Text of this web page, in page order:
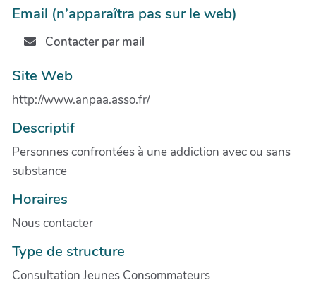
Email (n’apparaîtra pas sur le web)
Contacter par mail
Site Web
http://www.anpaa.asso.fr/
Descriptif
Personnes confrontées à une addiction avec ou sans
substance
Horaires
Nous contacter
Type de structure
Consultation Jeunes Consommateurs